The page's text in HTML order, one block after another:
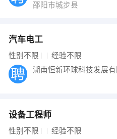
邵阳市城步县
汽车电工
性别不限 经验不限
湖南恒新环球科技发展有
设备工程师
性别不限 经验不限